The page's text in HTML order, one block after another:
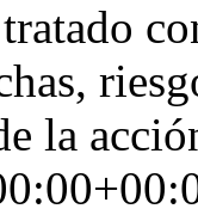
tratado
la